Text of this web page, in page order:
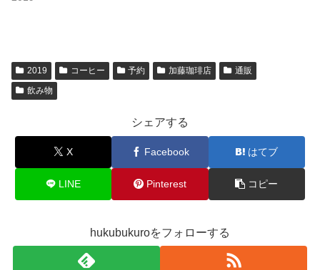
2019 コーヒー 予約 加藤珈琲店
通販
飲み物
シェアする
X Facebook はてブ
LINE Pinterest コピー
hukubukuroをフォローする